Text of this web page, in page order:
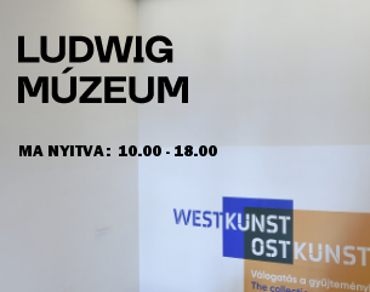
tartalomra
MA NYITVA: 10.00 - 18.00
NYITVATARTÁS ÉS JEGYÁRAK